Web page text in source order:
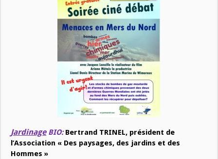
JardinageBIO:Bertrand TRINEL, président de
l’Association « Des paysages, des jardins et des
Hommes »